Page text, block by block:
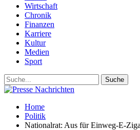
Wirtschaft
Chronik
Finanzen
Karriere
Kultur
Medien
Sport
Home
Politik
Nationalrat: Aus für Einweg-E-